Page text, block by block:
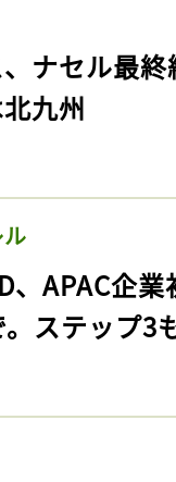
、ナセル最
九州
、APAC企
ステップ3